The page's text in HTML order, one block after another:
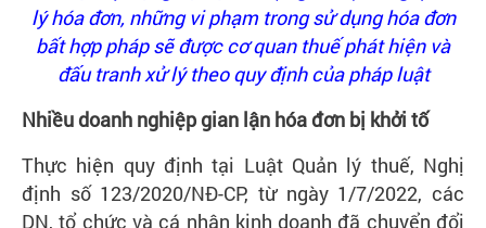
lý hóa đơn, những vi phạm trong sử dụng hóa đơn
bất hợp pháp sẽ được cơ quan thuế phát hiện và
đấu tranh xử lý theo quy định của pháp luật
Nhiều doanh nghiệp gian lận hóa đơn bị khởi tố
Thực hiện quy định tại Luật Quản lý thuế, Nghị
định số 123/2020/NĐ-CP, từ ngày 1/7/2022, các
DN, tổ chức và cá nhân kinh doanh đã chuyển đổi